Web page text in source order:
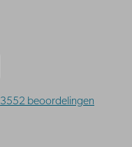
3552 beoordelingen